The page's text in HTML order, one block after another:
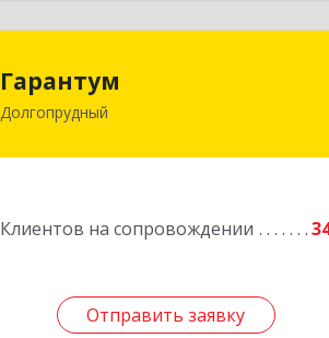
Гарантум
Долгопрудный
Клиентов на сопровождении
Отправить заявку
Отправить заявку